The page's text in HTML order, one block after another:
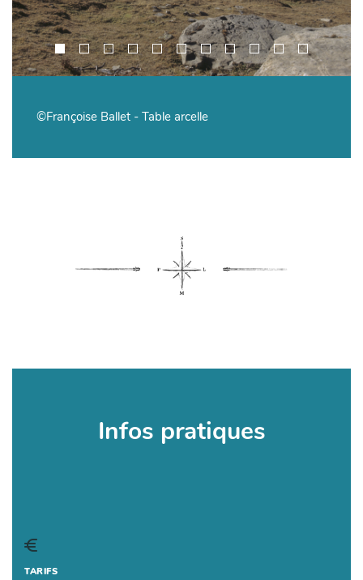
©Françoise Ballet - Table arcelle
Infos pratiques
TARIFS